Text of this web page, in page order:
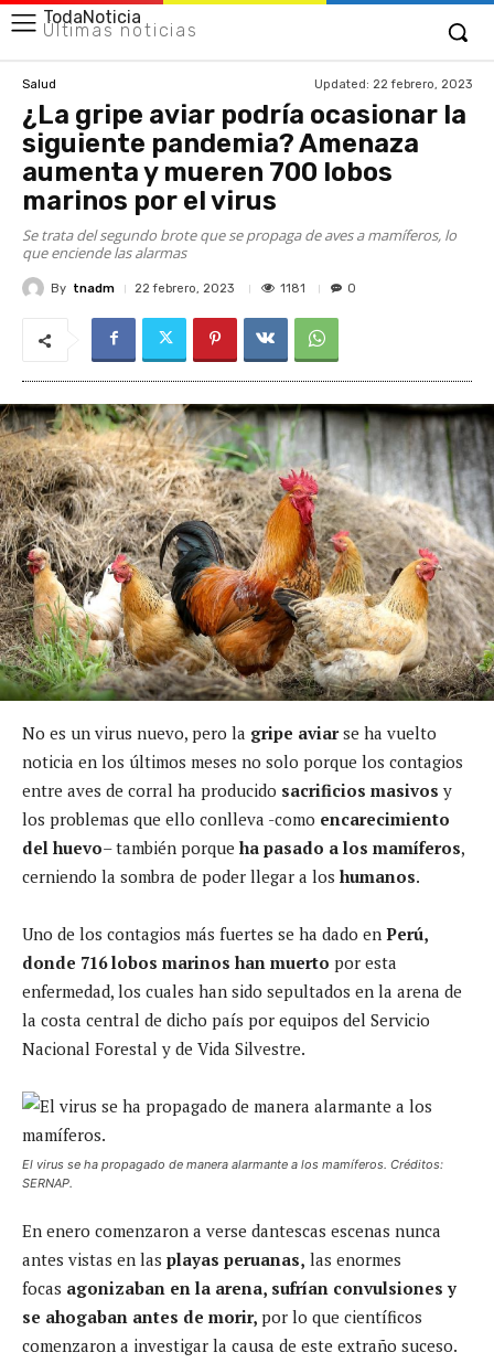
TodaNoticia
Últimas noticias
Salud Updated: 22 febrero, 2023
¿La gripe aviar podría ocasionar la
siguiente pandemia? Amenaza
aumenta y mueren 700 lobos
marinos por el virus
Se trata del segundo brote que se propaga de aves a mamíferos, lo
que enciende las alarmas
By tnadm 22 febrero, 2023 1181 0
No es un virus nuevo, pero la gripe aviarse ha vuelto
noticia en los últimos meses no solo porque los contagios
entre aves de corral ha producido sacrificios masivos y
los problemas que ello conlleva -como encarecimiento
del huevo– también porque ha pasado a los mamíferos,
cerniendo la sombra de poder llegar a los humanos.
Uno de los contagios más fuertes se ha dado en Perú,
donde 716 lobos marinos han muerto por esta
enfermedad, los cuales han sido sepultados en la arena de
la costa central de dicho país por equipos del Servicio
Nacional Forestal y de Vida Silvestre.
El virus se ha propagado de manera alarmante a los mamíferos. Créditos:
SERNAP.
En enero comenzaron a verse dantescas escenas nunca
antes vistas en las playas peruanas, las enormes
focas agonizaban en la arena, sufrían convulsiones y
se ahogaban antes de morir, por lo que científicos
comenzaron a investigar la causa de este extraño suceso.